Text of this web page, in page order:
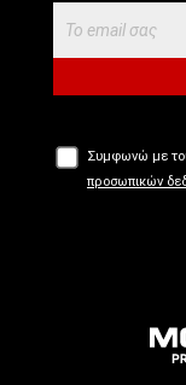
Συμφωνώ με
προσωπικών